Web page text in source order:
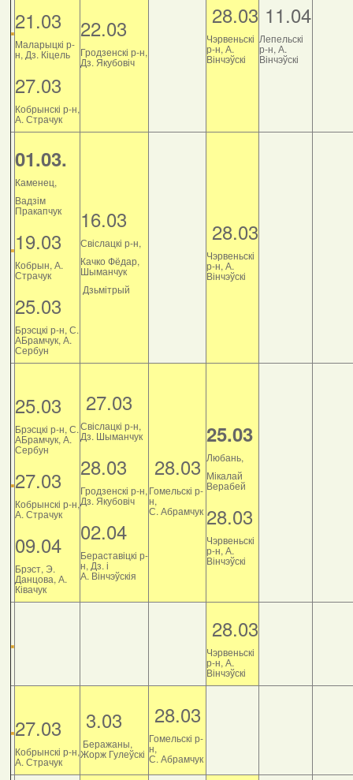
21.03
Маларыцкі р-
н, Дз. Кіцель
27.03
Кобрынскі р-н,
А. Страчук
22.03
Гродзенскі р-н,
Дз. Якубовіч
28.03
Чэрвеньскі
р-н, А.
Вінчэўскі
11.04
Лепельскі
р-н, А.
Вінчэўскі
01.03.
Каменец,
Вадзім
Пракапчук
19.03
Кобрын, А.
Страчук
25.03
Брэсцкі р-н, С.
АБрамчук, А.
Сербун
16.03
Свіслацкі р-н,
Качко Фёдар,
Шыманчук
Дзьмітрый
28.03
Чэрвеньскі
р-н, А.
Вінчэўскі
25.03
Брэсцкі р-н, С.
АБрамчук, А.
Сербун
27.03
Кобрынскі р-н,
А. Страчук
09.04
Брэст, Э.
Данцова, А.
Ківачук
27.03
Свіслацкі р-н,
Дз. Шыманчук
28.03
Гродзенскі р-н,
Дз. Якубовіч
02.04
Бераставіцкі р-
н, Дз. і
А. Вінчэўскія
28.03
Гомельскі р-
н,
С. Абрамчук
25.03
Любань,
Мікалай
Верабей
28.03
Чэрвеньскі
р-н, А.
Вінчэўскі
28.03
Чэрвеньскі
р-н, А.
Вінчэўскі
27.03
Кобрынскі р-н,
А. Страчук
3.03
Беражаны,
Жорж Гулеўскі
28.03
Гомельскі р-
н,
С. Абрамчук